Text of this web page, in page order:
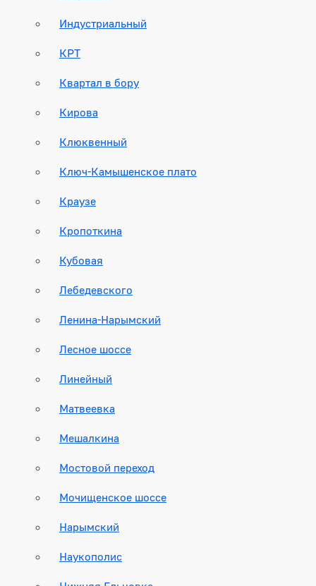
Индустриальный
КРТ
Квартал в бору
Кирова
Клюквенный
Ключ-Камышенское плато
Краузе
Кропоткина
Кубовая
Лебедевского
Ленина-Нарымский
Лесное шоссе
Линейный
Матвеевка
Мешалкина
Мостовой переход
Мочищенское шоссе
Нарымский
Наукополис